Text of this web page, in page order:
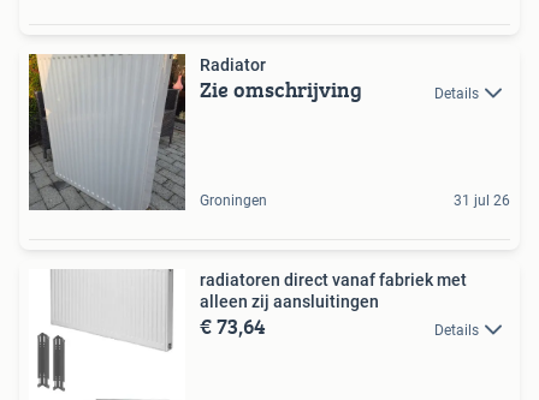
Radiator
Zie omschrijving Details
Groningen 31 jul 26
radiatoren direct vanaf fabriek met
alleen zij aansluitingen
€ 73,64 Details